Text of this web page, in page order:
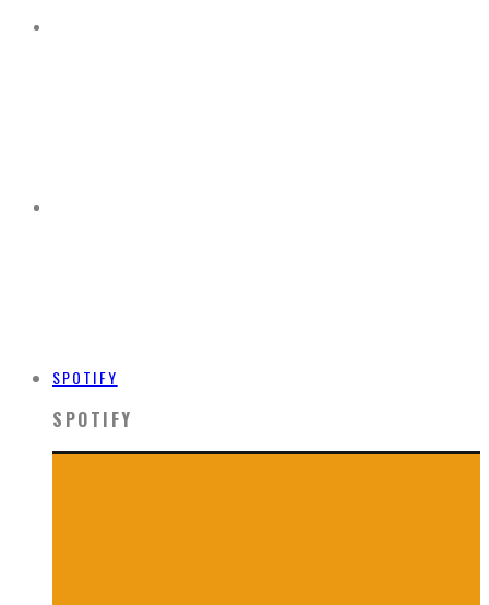
SPOTIFY
SPOTIFY